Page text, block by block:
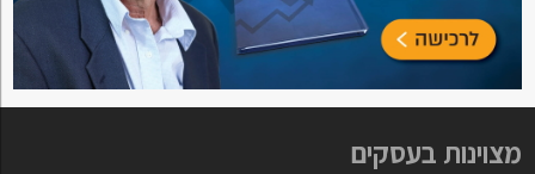
מצוינות בעסקים